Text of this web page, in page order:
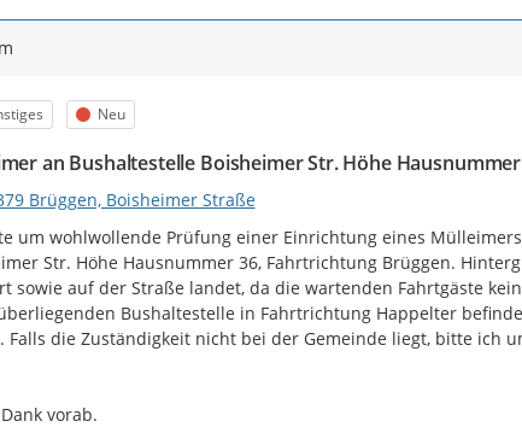
Status
Neu
an Bushaltestelle Boisheimer Str. Höhe
Brüggen, Boisheimer Straße
um wohlwollende Prüfung einer Einrichtung eines
Str. Höhe Hausnummer 36, Fahrtrichtung Brüggen.
sowie auf der Straße landet, da die wartenden Fahrtgäste
Bushaltestelle in Fahrtrichtung Happelter
Falls die Zuständigkeit nicht bei der Gemeinde liegt, bitte ich
vorab.